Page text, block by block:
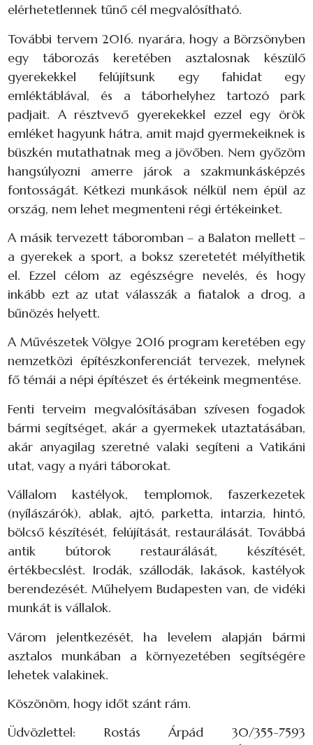
elérhetetlennek tűnő cél megvalósítható.
További tervem 2016. nyarára, hogy a Börzsönyben
egy táborozás keretében asztalosnak készülő
gyerekekkel felújítsunk egy fahidat egy
emléktáblával, és a táborhelyhez tartozó park
padjait. A résztvevő gyerekekkel ezzel egy örök
emléket hagyunk hátra, amit majd gyermekeiknek is
büszkén mutathatnak meg a jövőben. Nem győzöm
hangsúlyozni amerre járok a szakmunkásképzés
fontosságát. Kétkezi munkások nélkül nem épül az
ország, nem lehet megmenteni régi értékeinket.
A másik tervezett táboromban – a Balaton mellett –
a gyerekek a sport, a boksz szeretetét mélyíthetik
el. Ezzel célom az egészségre nevelés, és hogy
inkább ezt az utat válasszák a fiatalok a drog, a
bűnözés helyett.
A Művészetek Völgye 2016 program keretében egy
nemzetközi építészkonferenciát tervezek, melynek
fő témái a népi építészet és értékeink megmentése.
Fenti terveim megvalósításában szívesen fogadok
bármi segítséget, akár a gyermekek utaztatásában,
akár anyagilag szeretné valaki segíteni a Vatikáni
utat, vagy a nyári táborokat.
Vállalom kastélyok, templomok, faszerkezetek
(nyílászárók), ablak, ajtó, parketta, intarzia, hintó,
bölcső készítését, felújítását, restaurálását. Továbbá
antik bútorok restaurálását, készítését,
értékbecslést. Irodák, szállodák, lakások, kastélyok
berendezését. Műhelyem Budapesten van, de vidéki
munkát is vállalok.
Várom jelentkezését, ha levelem alapján bármi
asztalos munkában a környezetében segítségére
lehetek valakinek.
Köszönöm, hogy időt szánt rám.
Üdvözlettel: Rostás Árpád 30/355-7593